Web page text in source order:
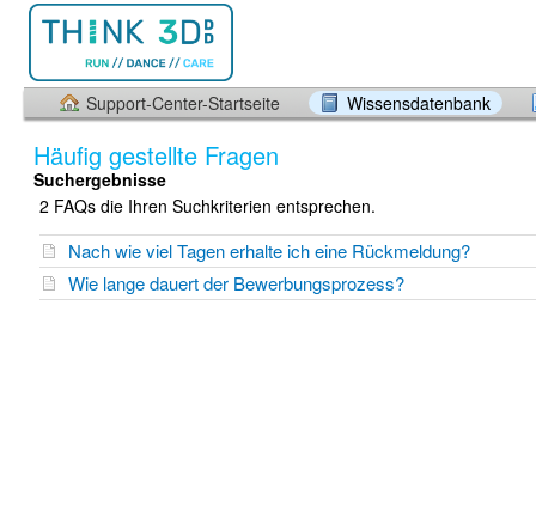
Support-Center-Startseite Wissensdatenbank
Häufig gestellte Fragen
Suchergebnisse
2 FAQs die Ihren Suchkriterien entsprechen.
Nach wie viel Tagen erhalte ich eine Rückmeldung?
Wie lange dauert der Bewerbungsprozess?